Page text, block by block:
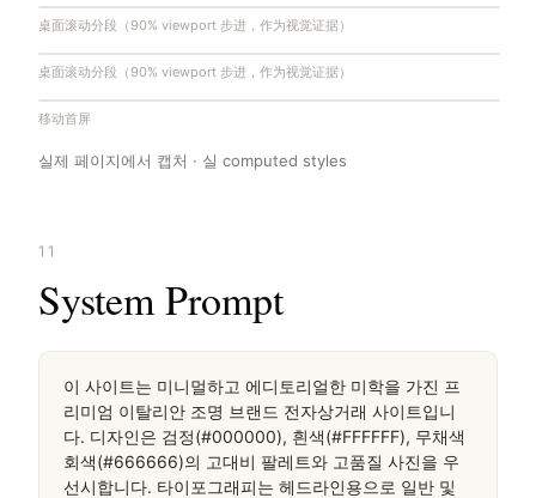
桌面滚动分段（90% viewport 步进，作为视觉证据）
桌面滚动分段（90% viewport 步进，作为视觉证据）
移动首屏
실제 페이지에서 캡처 · 실 computed styles
11
System Prompt
이 사이트는 미니멀하고 에디토리얼한 미학을 가진 프
리미엄 이탈리안 조명 브랜드 전자상거래 사이트입니
다. 디자인은 검정(#000000), 흰색(#FFFFFF), 무채색
회색(#666666)의 고대비 팔레트와 고품질 사진을 우
선시합니다. 타이포그래피는 헤드라인용으로 일반 및